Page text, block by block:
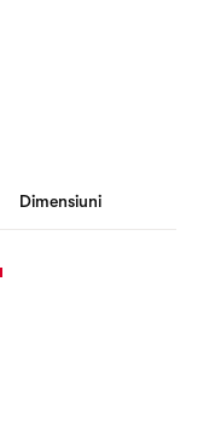
Dimensiuni